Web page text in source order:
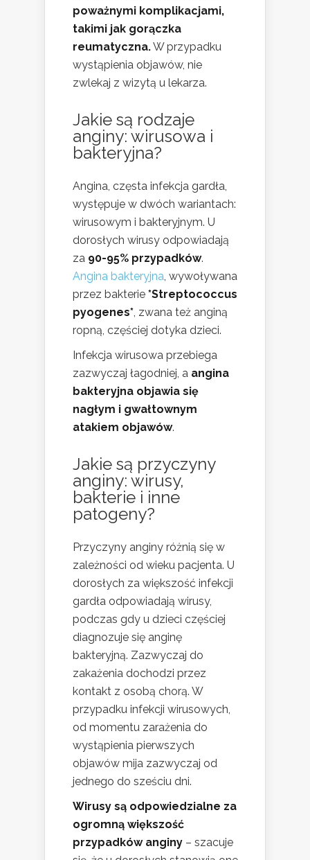
poważnymi komplikacjami,
takimi jak gorączka
reumatyczna.W przypadku
wystąpienia objawów, nie
zwlekaj z wizytą u lekarza.
Jakie są rodzaje
anginy: wirusowa i
bakteryjna?
Angina, częsta infekcja gardła,
występuje w dwóch wariantach:
wirusowym i bakteryjnym. U
dorosłych wirusy odpowiadają
za 90-95% przypadków.
Angina bakteryjna , wywoływana
przez bakterie *Streptococcus
pyogenes* , zwana też anginą
ropną, częściej dotyka dzieci.
Infekcja wirusowa przebiega
zazwyczaj łagodniej, a angina
bakteryjna objawia się
nagłym i gwałtownym
atakiem objawów.
Jakie są przyczyny
anginy: wirusy,
bakterie i inne
patogeny?
Przyczyny anginy różnią się w
zależności od wieku pacjenta. U
dorosłych za większość infekcji
gardła odpowiadają wirusy,
podczas gdy u dzieci częściej
diagnozuje się anginę
bakteryjną. Zazwyczaj do
zakażenia dochodzi przez
kontakt z osobą chorą. W
przypadku infekcji wirusowych,
od momentu zarażenia do
wystąpienia pierwszych
objawów mija zazwyczaj od
jednego do sześciu dni.
Wirusy są odpowiedzialne za
ogromną większość
przypadków anginy – szacuje